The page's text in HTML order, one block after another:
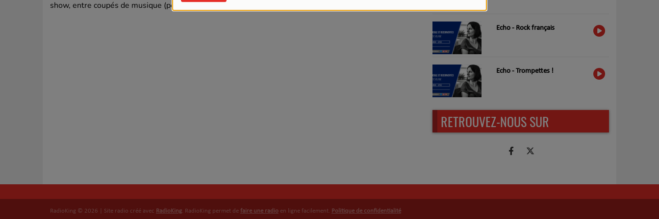
show, entre coupés de musique (pop, pop rock, rock, deephouse, soul, année 80)
Echo - Rock français
Echo - Trompettes !
RETROUVEZ-NOUS SUR
RadioKing © 2026 | Site radio créé avec RadioKing. RadioKing permet de faire une radio en ligne facilement. Politique de confidentialité